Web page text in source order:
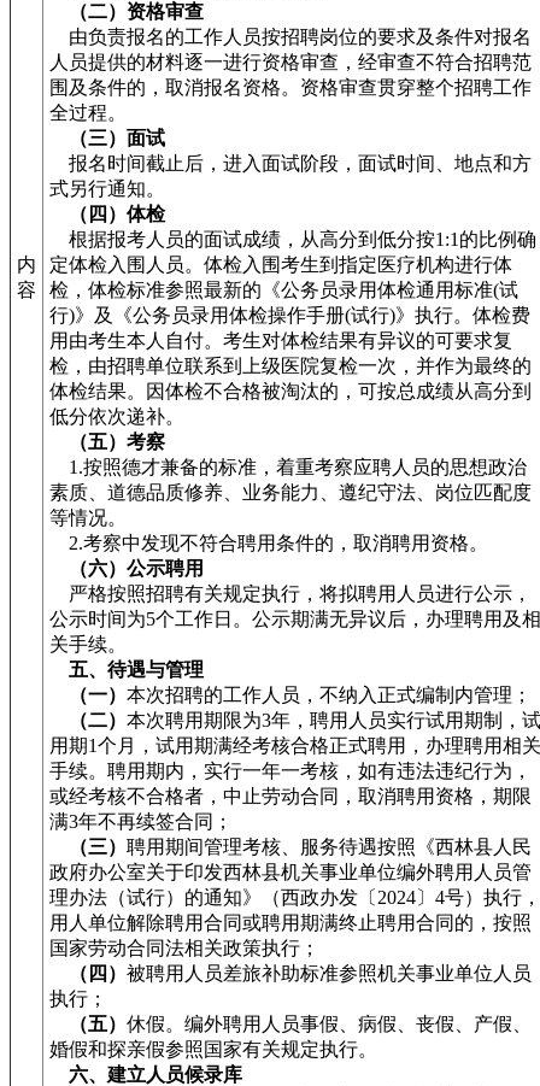
内
容
（二）资格审查
由负责报名的工作人员按招聘岗位的要求及条件对报名
人员提供的材料逐一进行资格审查，经审查不符合招聘范
围及条件的，取消报名资格。资格审查贯穿整个招聘工作
全过程。
（三）面试
报名时间截止后，进入面试阶段，面试时间、地点和方
式另行通知。
（四）体检
根据报考人员的面试成绩，从高分到低分按1:1的比例确
定体检入围人员。体检入围考生到指定医疗机构进行体
检，体检标准参照最新的《公务员录用体检通用标准(试
行)》及《公务员录用体检操作手册(试行)》执行。体检费
用由考生本人自付。考生对体检结果有异议的可要求复
检，由招聘单位联系到上级医院复检一次，并作为最终的
体检结果。因体检不合格被淘汰的，可按总成绩从高分到
低分依次递补。
（五）考察
1.按照德才兼备的标准，着重考察应聘人员的思想政治
素质、道德品质修养、业务能力、遵纪守法、岗位匹配度
等情况。
2.考察中发现不符合聘用条件的，取消聘用资格。
（六）公示聘用
严格按照招聘有关规定执行，将拟聘用人员进行公示，
公示时间为5个工作日。公示期满无异议后，办理聘用及相
关手续。
五、待遇与管理
（一） 本次招聘的工作人员，不纳入正式编制内管理；
（二） 本次聘用期限为3年，聘用人员实行试用期制，试
用期1个月，试用期满经考核合格正式聘用，办理聘用相关
手续。聘用期内，实行一年一考核，如有违法违纪行为，
或经考核不合格者，中止劳动合同，取消聘用资格，期限
满3年不再续签合同；
（三） 聘用期间管理考核、服务待遇按照《西林县人民
政府办公室关于印发西林县机关事业单位编外聘用人员管
理办法（试行）的通知》（西政办发〔2024〕4号）执行，
用人单位解除聘用合同或聘用期满终止聘用合同的，按照
国家劳动合同法相关政策执行；
（四） 被聘用人员差旅补助标准参照机关事业单位人员
执行；
（五） 休假。编外聘用人员事假、病假、丧假、产假、
婚假和探亲假参照国家有关规定执行。
六、建立人员候录库